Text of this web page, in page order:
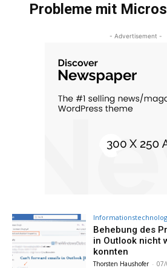
Probleme mit
- Advertisement -
Behebung des
in Outlook nicht
konnten
Thorsten Haushofer -